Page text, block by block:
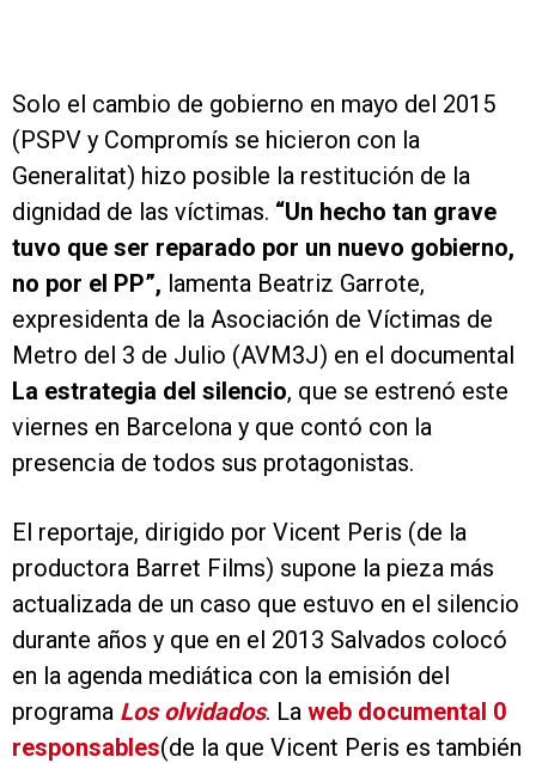
Solo el cambio de gobierno en mayo del 2015
(PSPV y Compromís se hicieron con la
Generalitat) hizo posible la restitución de la
dignidad de las víctimas. “Un hecho tan grave
tuvo que ser reparado por un nuevo gobierno,
no por el PP”, lamenta Beatriz Garrote,
expresidenta de la Asociación de Víctimas de
Metro del 3 de Julio (AVM3J) en el documental
La estrategia del silencio, que se estrenó este
viernes en Barcelona y que contó con la
presencia de todos sus protagonistas.
El reportaje, dirigido por Vicent Peris (de la
productora Barret Films) supone la pieza más
actualizada de un caso que estuvo en el silencio
durante años y que en el 2013 Salvados colocó
en la agenda mediática con la emisión del
programa Los olvidados. La web documental 0
responsables(de la que Vicent Peris es también